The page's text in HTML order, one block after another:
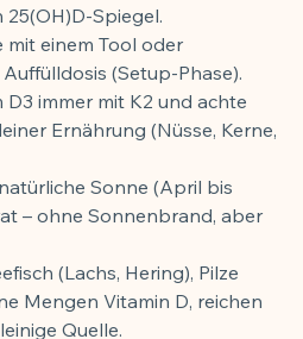
Spiegel.
mit einem Tool oder
(Setup-Phase).
D3 immer mit K2 und achte
Ernährung (Nüsse, Kerne,
Sonne (April bis
– ohne Sonnenbrand, aber
(Lachs, Hering), Pilze
Mengen Vitamin D, reichen
Quelle.